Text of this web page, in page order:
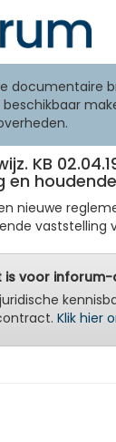
documentaire
wijz. KB
en
nieuwe
is voor inforum-
Klik hier